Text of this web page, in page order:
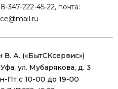
347-222-45-22, почта:
В. А. («БытСКсервис»)
Уфа, ул. Мубарякова, д. 3
Пт с 10-00 до 19-00